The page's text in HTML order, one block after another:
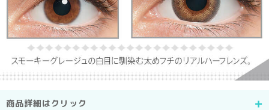
商品詳細はクリック